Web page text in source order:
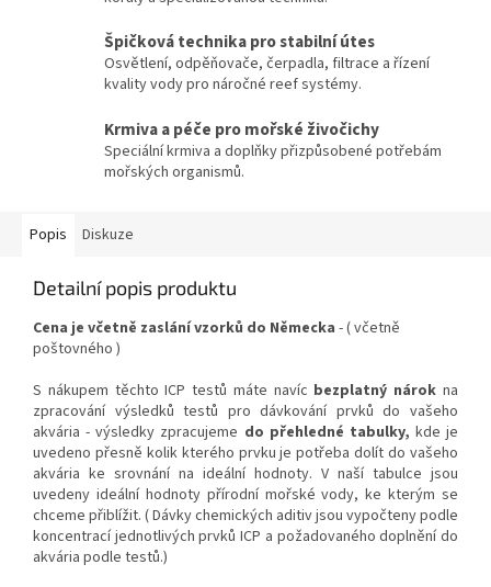
Špičková technika pro stabilní útes
Osvětlení, odpěňovače, čerpadla, filtrace a řízení
kvality vody pro náročné reef systémy.
Krmiva a péče pro mořské živočichy
Speciální krmiva a doplňky přizpůsobené potřebám
mořských organismů.
Popis Diskuze
Detailní popis produktu
Cena je včetně zaslání vzorků do Německa - ( včetně
poštovného )
S nákupem těchto ICP testů máte navíc bezplatný nárok na
zpracování výsledků testů pro dávkování prvků do vašeho
akvária - výsledky zpracujeme do přehledné tabulky, kde je
uvedeno přesně kolik kterého prvku je potřeba dolít do vašeho
akvária ke srovnání na ideální hodnoty. V naší tabulce jsou
uvedeny ideální hodnoty přírodní mořské vody, ke kterým se
chceme přiblížit. ( Dávky chemických aditiv jsou vypočteny podle
koncentrací jednotlivých prvků ICP a požadovaného doplnění do
akvária podle testů.)